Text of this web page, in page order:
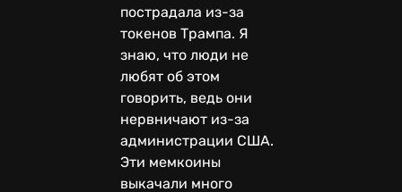
пострадала из-за
токенов Трампа. Я
знаю, что люди не
любят об этом
говорить, ведь они
нервничают из-за
администрации США.
Эти мемкоины
выкачали много